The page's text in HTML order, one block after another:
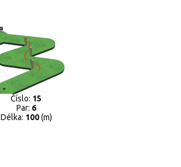
Číslo: 15
Par: 6
Délka: 100(m)